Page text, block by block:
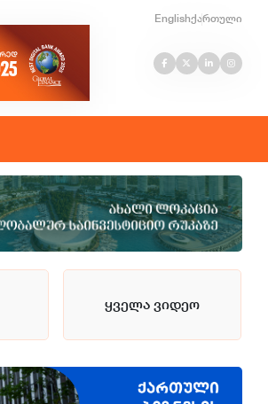
Englishქართული
ყველა ვიდეო